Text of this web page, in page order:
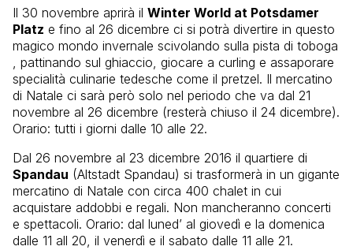
Il 30 novembre aprirà il Winter World at Potsdamer
Platz e fino al 26 dicembre ci si potrà divertire in questo
magico mondo invernale scivolando sulla pista di toboga
, pattinando sul ghiaccio, giocare a curling e assaporare
specialità culinarie tedesche come il pretzel. Il mercatino
di Natale ci sarà però solo nel periodo che va dal 21
novembre al 26 dicembre (resterà chiuso il 24 dicembre).
Orario: tutti i giorni dalle 10 alle 22.
Dal 26 novembre al 23 dicembre 2016 il quartiere di
Spandau (Altstadt Spandau) si trasformerà in un gigante
mercatino di Natale con circa 400 chalet in cui
acquistare addobbi e regali. Non mancheranno concerti
e spettacoli. Orario: dal luned’ al giovedì e la domenica
dalle 11 all 20, il venerdì e il sabato dalle 11 alle 21.